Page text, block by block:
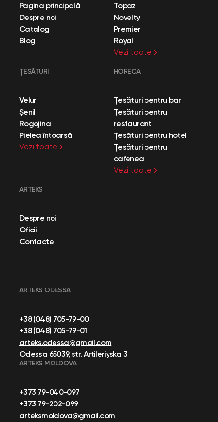
Pagina principală
Despre noi
Catalog
Blog
Topaz
Novelty
Premier
Royal
Vezi toate
ȚESĂTURI
Velur
Șenil
Rogojina
Pielea întoarsă
Vezi toate
HORECA
Țesături pentru bar
Țesături pentru
restaurant
Țesături pentru hotel
Țesături pentru
cafenea
Vezi toate
ARTEKS
Despre noi
Oficii
Contacte
ARTEKS ODESSA
+38 (048) 705-79-00
+38 (048) 705-79-01
arteks.odessa@gmail.com
Odessa 65039, str. Artileriyska 3
ARTEKS MOLDOVA
+373 79-040-097
+373 79-202-099
arteksmoldova@gmail.com